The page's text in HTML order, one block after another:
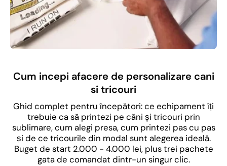
Cum incepi afacere de personalizare cani
si tricouri
Ghid complet pentru începători: ce echipament îți
trebuie ca să printezi pe căni și tricouri prin
sublimare, cum alegi presa, cum printezi pas cu pas
și de ce tricourile din modal sunt alegerea ideală.
Buget de start 2.000 - 4.000 lei, plus trei pachete
gata de comandat dintr-un singur clic.